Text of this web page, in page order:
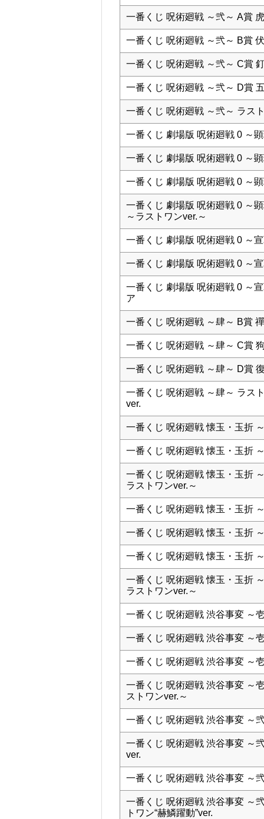
一番くじ 呪術廻戦 ～弐～ A賞
一番くじ 呪術廻戦 ～弐～ B賞
一番くじ 呪術廻戦 ～弐～ C賞
一番くじ 呪術廻戦 ～弐～ D賞
一番くじ 呪術廻戦 ～弐～ ラス
一番くじ 劇場版 呪術廻戦 0 ～
一番くじ 劇場版 呪術廻戦 0 ～
一番くじ 劇場版 呪術廻戦 0 ～
一番くじ 劇場版 呪術廻戦 0 ～
～ラストワンver.～
一番くじ 劇場版 呪術廻戦 0 ～
一番くじ 劇場版 呪術廻戦 0 ～
一番くじ 劇場版 呪術廻戦 0 ～
ア
一番くじ 呪術廻戦 ～肆～ B賞
一番くじ 呪術廻戦 ～肆～ C賞
一番くじ 呪術廻戦 ～肆～ D賞
一番くじ 呪術廻戦 ～肆～ ラス
ver.
一番くじ 呪術廻戦 懐玉・玉折
一番くじ 呪術廻戦 懐玉・玉折
一番くじ 呪術廻戦 懐玉・玉折
ラストワンver.～
一番くじ 呪術廻戦 懐玉・玉折
一番くじ 呪術廻戦 懐玉・玉折
一番くじ 呪術廻戦 懐玉・玉折
一番くじ 呪術廻戦 懐玉・玉折
ラストワンver.～
一番くじ 呪術廻戦 渋谷事変 ～
一番くじ 呪術廻戦 渋谷事変 ～
一番くじ 呪術廻戦 渋谷事変 ～
一番くじ 呪術廻戦 渋谷事変 ～
ストワンver.～
一番くじ 呪術廻戦 渋谷事変 ～
一番くじ 呪術廻戦 渋谷事変 ～
ver.
一番くじ 呪術廻戦 渋谷事変 ～
一番くじ 呪術廻戦 渋谷事変 ～
トワン“赫鱗躍動”ver.